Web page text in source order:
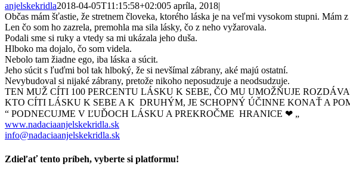
anjelskekridla2018-04-05T11:15:58+02:005 apríla, 2018|
Občas mám šťastie, že stretnem človeka, ktorého láska je na veľmi vysokom stupni.
Len čo som ho zazrela, premohla ma sila lásky, čo z neho vyžarovala.
Podali sme si ruky a vtedy sa mi ukázala jeho duša.
Hlboko ma dojalo, čo som videla.
Nebolo tam žiadne ego, iba láska a súcit.
Jeho súcit s ľuďmi bol tak hlboký, že si nevšímal zábrany, aké majú ostatní.
Nevybudoval si nijaké zábrany, pretože nikoho neposudzuje a neodsudzuje.
TEN MUŽ CÍTI 100 PERCENTU LÁSKU K SEBE, ČO MU UMOŽŇUJE
KTO CÍTI LÁSKU K SEBE A K DRUHÝM, JE SCHOPNÝ ÚČINNE KONAŤ A
“ PODNECUJME V ĽUĎOCH LÁSKU A PREKROČME HRANICE ❤ „
www.nadaciaanjelskekridla.sk
info@nadaciaanjelskekridla.sk
Zdieľať tento príbeh, vyberte si platformu!